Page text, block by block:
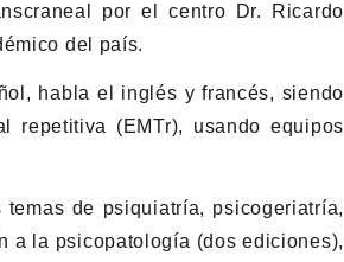
por el centro Dr. Ricardo
del país.
habla el inglés y francés, siendo
repetitiva (EMTr), usando equipos
de psiquiatría, psicogeriatría,
a la psicopatología (dos ediciones),